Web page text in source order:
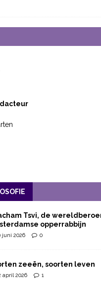
Tsvi, de
opperrabbijn
juni 2026 0
zeeën, soorten leven
april 2026 1